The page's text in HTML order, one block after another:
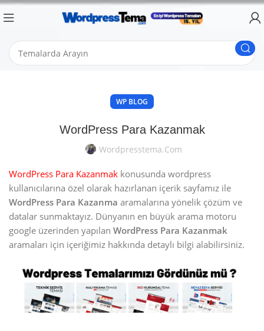
WP BLOG
WordPress Para Kazanmak
Wordpresstema.com
WordPress Para Kazanmak konusunda wordpress
kullanıcılarına özel olarak hazırlanan içerik sayfamız ile
WordPress Para Kazanma aramalarına yönelik çözüm ve
datalar sunmaktayız. Dünyanın en büyük arama motoru
google üzerinden yapılan WordPress Para Kazanmak
aramaları için içeriğimiz hakkında detaylı bilgi alabilirsiniz.